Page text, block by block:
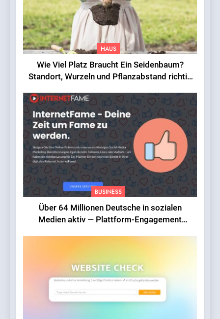
HAUS
Wie Viel Platz Braucht Ein Seidenbaum?
Standort, Wurzeln und Pflanzabstand richtig
BUSINESS
Über 64 Millionen Deutsche in sozialen
Medien aktiv — Plattform-Engagement